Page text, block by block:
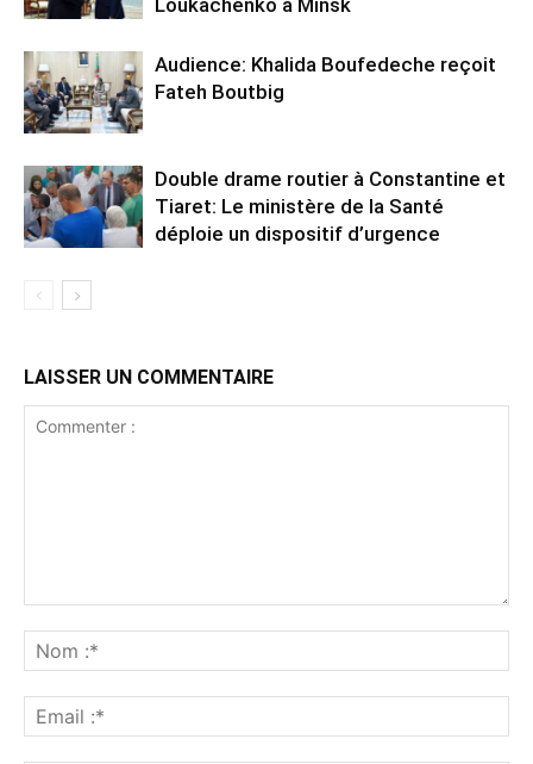
Loukachenko à Minsk
Audience: Khalida Boufedeche reçoit
Fateh Boutbig
Double drame routier à Constantine et
Tiaret: Le ministère de la Santé
déploie un dispositif d’urgence
LAISSER UN COMMENTAIRE